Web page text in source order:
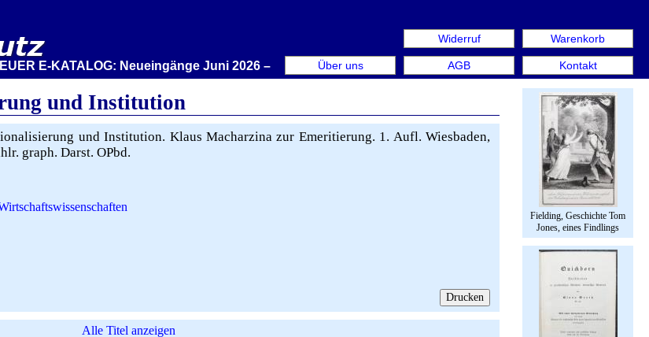
Warenkorb
Kontakt
Widerruf
AGB
Über uns
E-KATALOG: Neueingänge Juni 2026 – Wir stellen aus: Rare Book Week Berlin. Internationale
Fielding, Geschichte Tom
Jones, eines Findlings
und Institution
und Institution. Klaus Macharzina zur Emeritierung. 1. Aufl. Wiesbaden,
graph. Darst. OPbd.
Alle Titel anzeigen